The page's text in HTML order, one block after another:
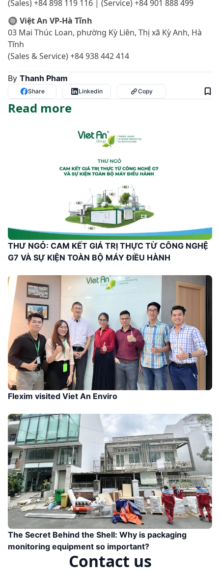
(Sales) +84 898 119 116 | (Service) +84 901 888 499
🔘 Việt An VP-Hà Tĩnh
03 Mai Thúc Loan, phường Kỳ Liên, Thị xã Kỳ Anh, Hà
Tĩnh
(Sales & Service) +84 938 442 414
By Thanh Pham
Share Linkedin Copy
Read more
THƯ NGỎ: CAM KẾT GIÁ TRỊ THỰC TỪ CÔNG NGHỆ
G7 VÀ SỰ KIỆN TOÀN BỘ MÁY ĐIỀU HÀNH
Flexim visited Viet An Enviro
The Secret Behind the Shell: Why is packaging
monitoring equipment so important?
Contact us